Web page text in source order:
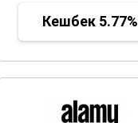
Кешбек 5.77%